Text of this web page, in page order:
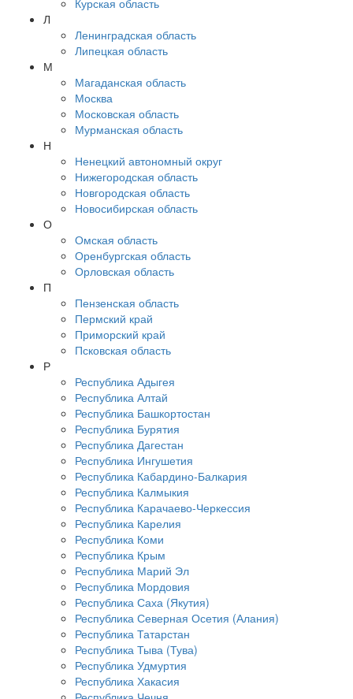
Курская область
Л
Ленинградская область
Липецкая область
М
Магаданская область
Москва
Московская область
Мурманская область
Н
Ненецкий автономный округ
Нижегородская область
Новгородская область
Новосибирская область
О
Омская область
Оренбургская область
Орловская область
П
Пензенская область
Пермский край
Приморский край
Псковская область
Р
Республика Адыгея
Республика Алтай
Республика Башкортостан
Республика Бурятия
Республика Дагестан
Республика Ингушетия
Республика Кабардино-Балкария
Республика Калмыкия
Республика Карачаево-Черкессия
Республика Карелия
Республика Коми
Республика Крым
Республика Марий Эл
Республика Мордовия
Республика Саха (Якутия)
Республика Северная Осетия (Алания)
Республика Татарстан
Республика Тыва (Тува)
Республика Удмуртия
Республика Хакасия